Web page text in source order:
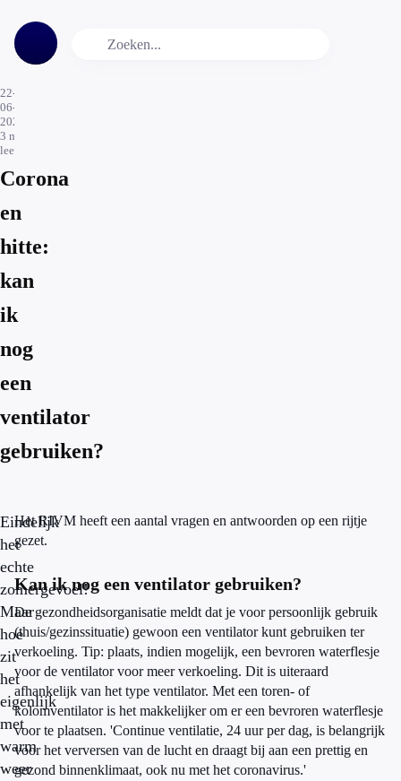
22-
06-
2020
3 min.
leestijd
Corona
en
hitte:
kan
ik
nog
een
ventilator
gebruiken?
Eindelijk
het
echte
zomergevoel!
Maar
hoe
zit
het
eigenlijk
met
warm
weer
Het RIVM heeft een aantal vragen en antwoorden op een rijtje
gezet.
Kan ik nog een ventilator gebruiken?
De gezondheidsorganisatie meldt dat je voor persoonlijk gebruik
(thuis/gezinssituatie) gewoon een ventilator kunt gebruiken ter
verkoeling. Tip: plaats, indien mogelijk, een bevroren waterflesje
voor de ventilator voor meer verkoeling. Dit is uiteraard
afhankelijk van het type ventilator. Met een toren- of
kolomventilator is het makkelijker om er een bevroren waterflesje
voor te plaatsen. 'Continue ventilatie, 24 uur per dag, is belangrijk
voor het verversen van de lucht en draagt bij aan een prettig en
gezond binnenklimaat, ook nu met het coronavirus.'